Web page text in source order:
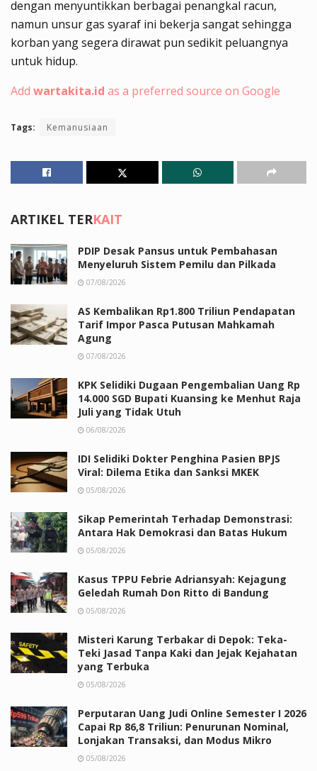
dengan menyuntikkan berbagai penangkal racun,
namun unsur gas syaraf ini bekerja sangat sehingga
korban yang segera dirawat pun sedikit peluangnya
untuk hidup.
Add wartakita.id as a preferred source on Google
Tags: Kemanusiaan
ARTIKEL TERKAIT
PDIP Desak Pansus untuk Pembahasan
Menyeluruh Sistem Pemilu dan Pilkada
07/08/2026
AS Kembalikan Rp1.800 Triliun Pendapatan
Tarif Impor Pasca Putusan Mahkamah
Agung
07/08/2026
KPK Selidiki Dugaan Pengembalian Uang Rp
14.000 SGD Bupati Kuansing ke Menhut Raja
Juli yang Tidak Utuh
06/08/2026
IDI Selidiki Dokter Penghina Pasien BPJS
Viral: Dilema Etika dan Sanksi MKEK
05/08/2026
Sikap Pemerintah Terhadap Demonstrasi:
Antara Hak Demokrasi dan Batas Hukum
05/08/2026
Kasus TPPU Febrie Adriansyah: Kejagung
Geledah Rumah Don Ritto di Bandung
05/08/2026
Misteri Karung Terbakar di Depok: Teka-
Teki Jasad Tanpa Kaki dan Jejak Kejahatan
yang Terbuka
05/08/2026
Perputaran Uang Judi Online Semester I 2026
Capai Rp 86,8 Triliun: Penurunan Nominal,
Lonjakan Transaksi, dan Modus Mikro
05/08/2026